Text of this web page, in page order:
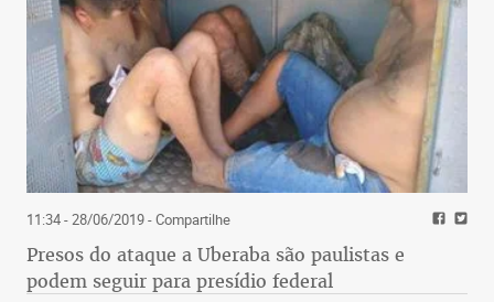
11:34 - 28/06/2019- Compartilhe
Presos do ataque a Uberaba são paulistas e
podem seguir para presídio federal